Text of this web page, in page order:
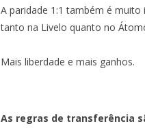
A paridade 1:1 também é
tanto na Livelo quanto no
Mais liberdade e mais ganhos.
As regras de transferência